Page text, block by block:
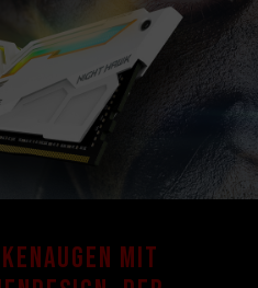
getestet.
Prozessor oder dem
Sie sich bitte an den
des Prozessor- oder
mit